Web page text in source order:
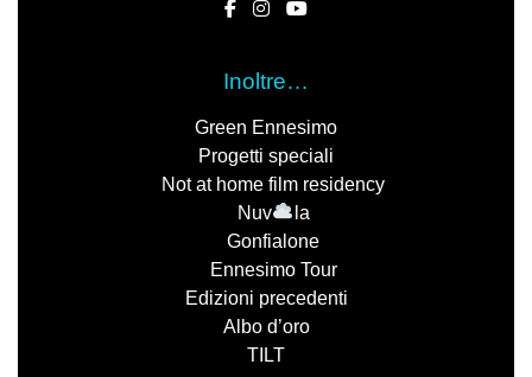
Inoltre…
Green Ennesimo
Progetti speciali
Not at home film residency
Nuv
la
Gonfialone
Ennesimo Tour
Edizioni precedenti
Albo d’oro
TILT